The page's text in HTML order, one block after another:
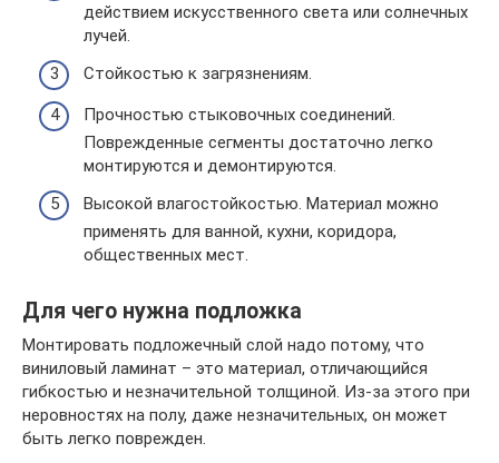
действием искусственного света или солнечных
лучей.
Стойкостью к загрязнениям.
Прочностью стыковочных соединений.
Поврежденные сегменты достаточно легко
монтируются и демонтируются.
Высокой влагостойкостью. Материал можно
применять для ванной, кухни, коридора,
общественных мест.
Для чего нужна подложка
Монтировать подложечный слой надо потому, что
виниловый ламинат – это материал, отличающийся
гибкостью и незначительной толщиной. Из-за этого при
неровностях на полу, даже незначительных, он может
быть легко поврежден.